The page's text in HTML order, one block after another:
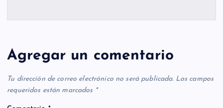
Agregar un comentario
Tu dirección de correo electrónico no será publicada. Los campos
requeridos están marcados *